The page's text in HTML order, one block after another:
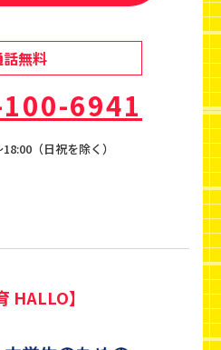
無料
6941
（日祝を除く）
HALLO】